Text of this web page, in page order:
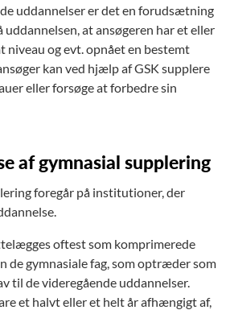
uddannelser er det en forudsætning
at ansøgeren har et eller
niveau og evt. opnået en bestemt
kan ved hjælp af GSK supplere
eller forsøge at forbedre sin
af gymnasial supplering
foregår på institutioner, der
oftest som komprimerede
de gymnasiale fag, som optræder som
til de videregående uddannelser.
et halvt eller et helt år afhængigt af,